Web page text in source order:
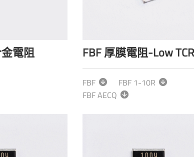
電阻 FBF 厚膜電阻-Low TCR
FBF
FBF 1-10R
FBF AECQ